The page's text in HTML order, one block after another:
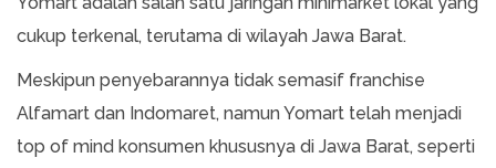
cukup terkenal, terutama di wilayah Jawa Barat.
Meskipun penyebarannya tidak semasif franchise
Alfamart dan Indomaret, namun Yomart telah menjadi
top of mind konsumen khususnya di Jawa Barat, seperti